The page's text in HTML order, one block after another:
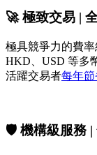
🚀 極致交易 |
極具競爭力的費率
HKD、USD 等多
活躍交易者每年節
🛡️ 機構級服務 |